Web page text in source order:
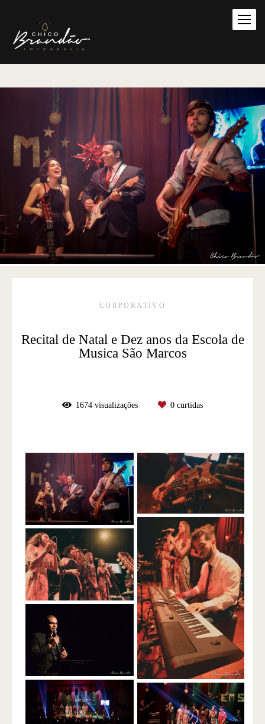
CORPORATIVO
Recital de Natal e Dez anos da Escola de
Musica São Marcos
1674 visualizações 0 curtidas